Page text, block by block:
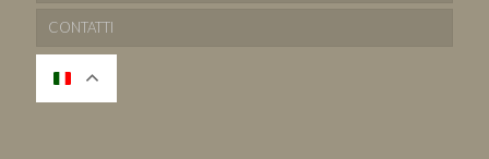
CONTATTI